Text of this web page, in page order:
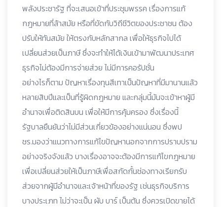
พลังประชารัฐ ที่จะเสนอเข้าที่ประชุมพรรค เรื่องการแก้
กฎหมายที่ล้าสมัย หรือที่ขัดกับวิถีชีวิตของประชาชน ต้อง
ปรับให้ทันสมัย ให้ตรงกับหลักสากล เพื่อให้ธุรกิจไปได้
เปลี่ยนส่วยเป็นภาษี ซึ่งจะทำให้ได้เงินเข้ามาพัฒนาประเทศ
ธุรกิจไม่ต้องมีการจ่ายส่วย ไม่มีการคอรัปชั่น
อย่างไรก็ตาม ปัญหาเรื่องทุนสีเทาเป็นปัญหาที่มีมานานแล้ว
หลายสิบปีและเป็นที่รู้ผิดกฎหมาย และกลุ่มนี้มันจะเข้าหาผู้มี
อำนาจเพื่อติดสินบน เพื่อให้มีการคุ้มครอง ซึ่งเรื่องนี้
รัฐบาลยืนยันว่าไม่มีส่วนเกี่ยวข้องอย่างแน่นอน ซึ่งพป
ชร.มองว่าแนวทางการแก้ไขปัญหานอกจากการปราบปราม
อย่างจริงจังแล้ว บางเรื่องอาจจะต้องมีการแก้ไขกฎหมาย
เพื่อเปลี่ยนส่วยให้เป็นภาษีเพื่อสกัดกั้นช่องทางเรียกรับ
ส่วยจากผู้มีอำนาจและเจ้าหน้าที่ของรัฐ เช่นธุรกิจบริการ
บางประเภท ไม่ว่าจะเป็น ผับ บาร์ เป็นต้น ซึ่งควรเปิดขายได้